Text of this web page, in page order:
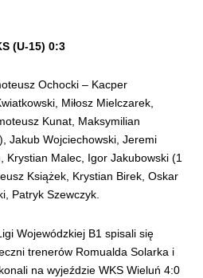
(U-15) 0:3
Ochocki – Kacper
Miłosz Mielczarek,
Kunat, Maksymilian
Jakub Wojciechowski, Jeremi
Krystian Malec, Igor Jakubowski (1
Książek, Krystian Birek, Oskar
Patryk Szewczyk.
Wojewódzkiej B1 spisali się
trenerów Romualda Solarka i
na wyjeździe WKS Wieluń 4:0